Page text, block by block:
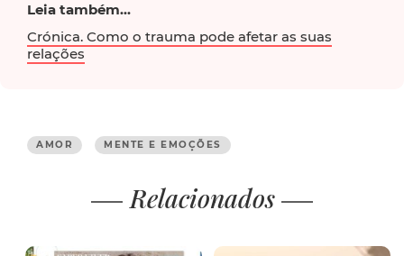
Leia também...
Crónica. Como o trauma pode afetar as suas
relações
AMOR MENTE E EMOÇÕES
Relacionados